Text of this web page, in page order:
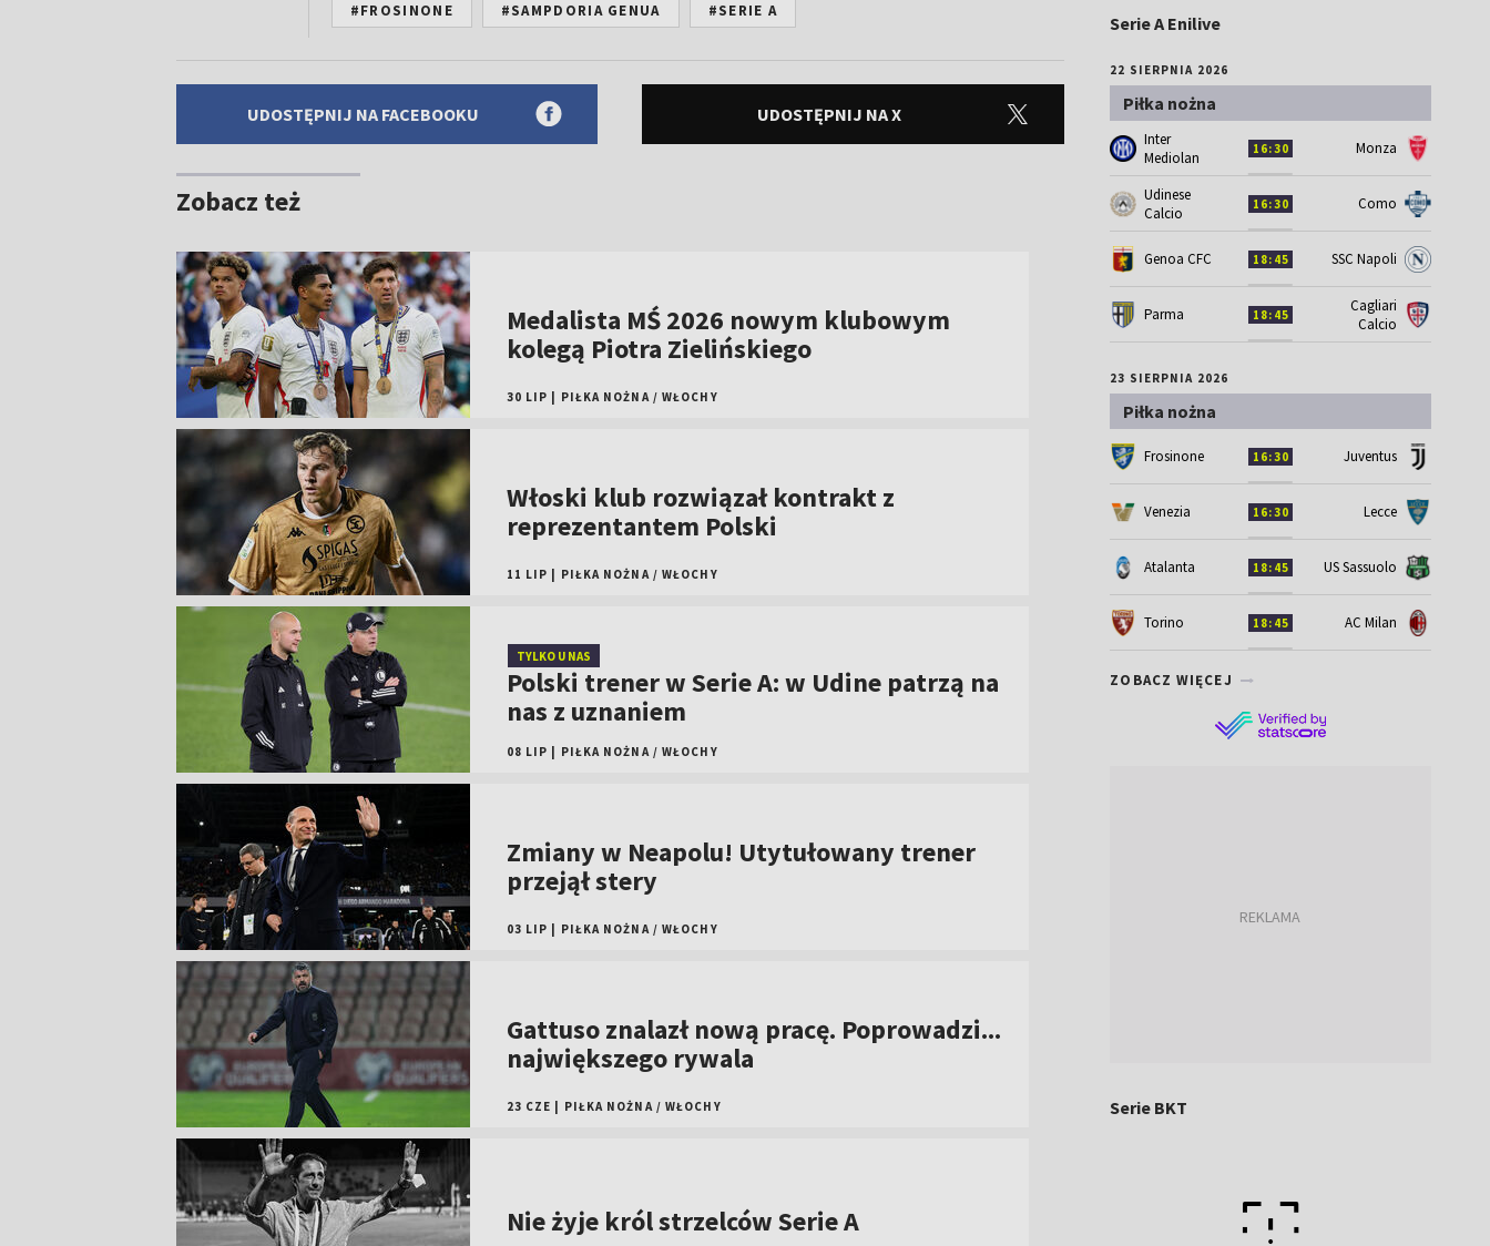
#FROSINONE #SAMPDORIA GENUA #SERIE A
UDOSTĘPNIJ NA FACEBOOKU UDOSTĘPNIJ NA X
Zobacz też
Medalista MŚ 2026 nowym klubowym
kolegą Piotra Zielińskiego
30 LIP PIŁKA NOŻNA / WŁOCHY
Włoski klub rozwiązał kontrakt z
reprezentantem Polski
11 LIP PIŁKA NOŻNA / WŁOCHY
TYLKO U NAS
Polski trener w Serie A: w Udine patrzą na
nas z uznaniem
08 LIP PIŁKA NOŻNA / WŁOCHY
Zmiany w Neapolu! Utytułowany trener
przejął stery
03 LIP PIŁKA NOŻNA / WŁOCHY
Gattuso znalazł nową pracę. Poprowadzi...
największego rywala
23 CZE PIŁKA NOŻNA / WŁOCHY
Nie żyje król strzelców Serie A
Serie A Enilive
22 SIERPNIA 2026
Piłka nożna
Inter
Mediolan
16:30 Monza
Udinese
Calcio
16:30 Como
Genoa CFC 18:45 SSC Napoli
Parma 18:45
Cagliari
Calcio
23 SIERPNIA 2026
Piłka nożna
Frosinone 16:30 Juventus
Venezia 16:30 Lecce
Atalanta 18:45 US Sassuolo
Torino 18:45 AC Milan
ZOBACZ WIĘCEJ
Serie BKT